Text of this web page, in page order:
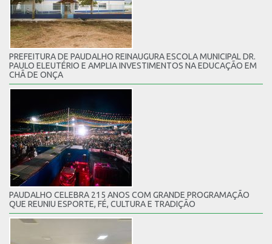
PREFEITURA DE PAUDALHO REINAUGURA ESCOLA MUNICIPAL DR.
PAULO ELEUTÉRIO E AMPLIA INVESTIMENTOS NA EDUCAÇÃO EM
CHÃ DE ONÇA
PAUDALHO CELEBRA 215 ANOS COM GRANDE PROGRAMAÇÃO
QUE REUNIU ESPORTE, FÉ, CULTURA E TRADIÇÃO